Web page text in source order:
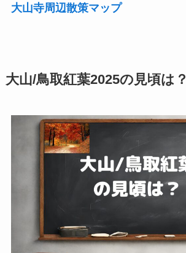
大山寺周辺散策マップ
大山/鳥取紅葉2025の見頃は？